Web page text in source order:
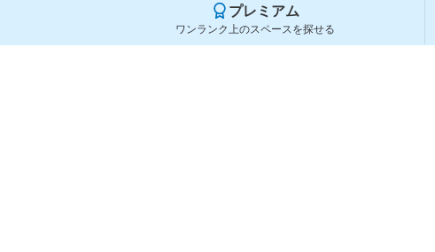
プレミアム
ワンランク上のスペースを探せる